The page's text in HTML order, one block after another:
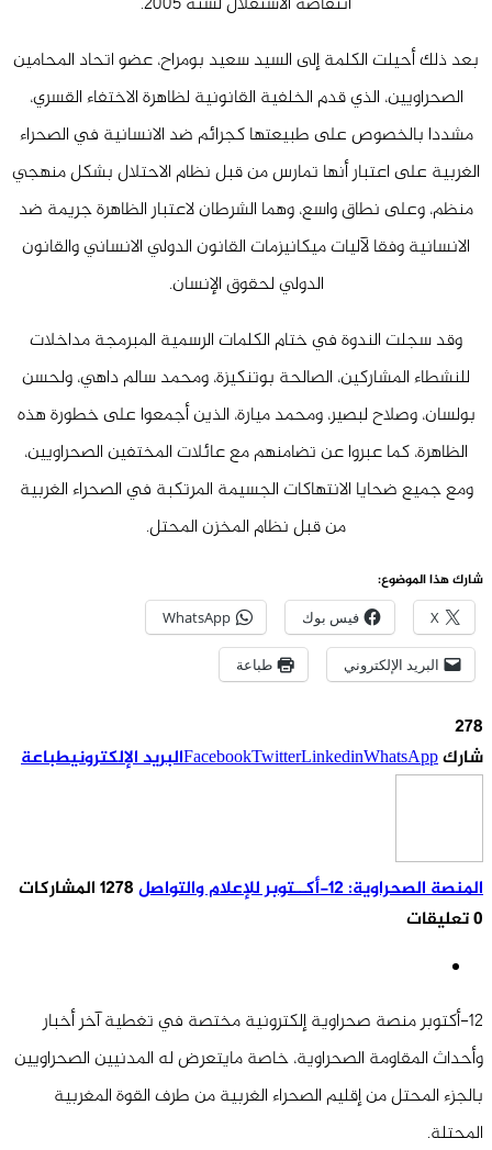
بعد ذلك أحيلت الكلمة إلى السيد سعيد بومراح، عضو اتحاد المحامين
الصحراويين، الذي قدم الخلفية القانونية لظاهرة الاختفاء القسري،
مشددا بالخصوص على طبيعتها كجرائم ضد الانسانية في الصحراء
الغربية على اعتبار أنها تمارس من قبل نظام الاحتلال بشكل منهجي
منظم، وعلى نطاق واسع، وهما الشرطان لاعتبار الظاهرة جريمة ضد
الانسانية وفقا لآليات ميكانيزمات القانون الدولي الانساني والقانون
الدولي لحقوق الإنسان.
وقد سجلت الندوة في ختام الكلمات الرسمية المبرمجة مداخلات
للنشطاء المشاركين، الصالحة بوتنكيزة، ومحمد سالم داهي، ولحسن
بولسان، وصلاح لبصير، ومحمد ميارة، الذين أجمعوا على خطورة هذه
الظاهرة، كما عبروا عن تضامنهم مع عائلات المختفين الصحراويين،
ومع جميع ضحايا الانتهاكات الجسيمة المرتكبة في الصحراء الغربية
من قبل نظام المخزن المحتل.
شارك هذا الموضوع:
X فيس بوك WhatsApp
البريد الإلكتروني طباعة
278
شارك
FacebookTwitterLinkedinWhatsApp البريد الإلكترونيطباعة
المنصة الصحراوية: 12-أكــتوبر للإعلام والتواصل
1278 المشاركات
0 تعليقات
12-أكتوبر منصة صحراوية إلكترونية مختصة في تغطية آخر أخبار
وأحداث المقاومة الصحراوية، خاصة مايتعرض له المدنيين الصحراويين
بالجزء المحتل من إقليم الصحراء الغربية من طرف القوة المغربية
المحتلة.